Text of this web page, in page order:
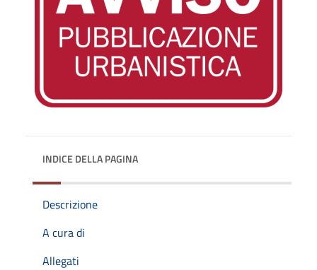
INDICE DELLA PAGINA
Descrizione
A cura di
Allegati